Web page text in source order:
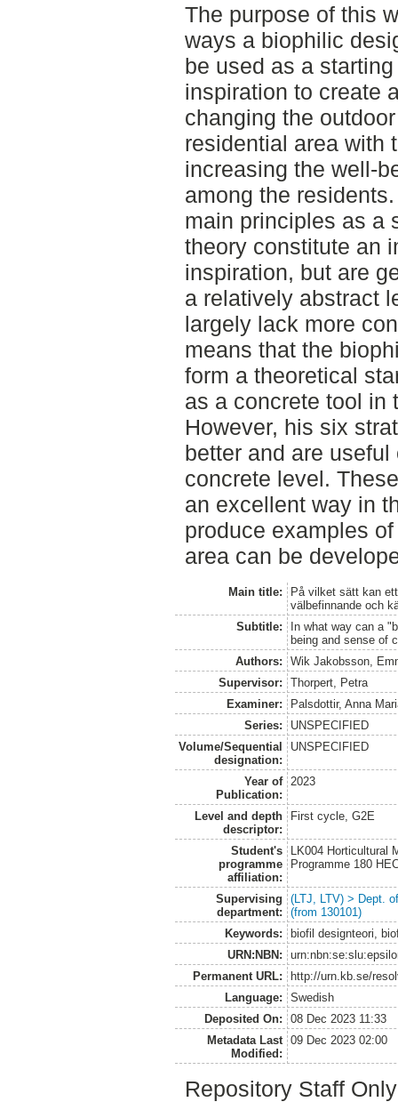
The purpose of this
ways a biophilic
be used as a
inspiration to create
changing the
residential area with
increasing the well-
among the
main principles as a
theory constitute an
inspiration, but are
a relatively abstract
largely lack more
means that the
form a theoretical
as a concrete tool in
However, his six
better and are useful
concrete level.
an excellent way in
produce examples
area can be
Main title:
På vilket sätt kan
välbefinnande och
Subtitle:
In what way can a
being and sense of
Authors:
Wik Jakobsson,
Supervisor:
Thorpert, Petra
Examiner:
Palsdottir, Anna
Series:
UNSPECIFIED
Volume/Sequential
designation:
UNSPECIFIED
Year of
Publication:
2023
Level and depth
descriptor:
First cycle, G2E
Student's
programme
affiliation:
LK004 Horticultural
Programme 180
Supervising
department:
(LTJ, LTV) > Dept.
(from 130101)
Keywords:
biofil designteori,
URN:NBN:
Permanent URL:
http://urn.kb.se/
Language:
Swedish
Deposited On:
08 Dec 2023 11:33
Metadata Last
Modified:
09 Dec 2023 02:00
Repository Staff